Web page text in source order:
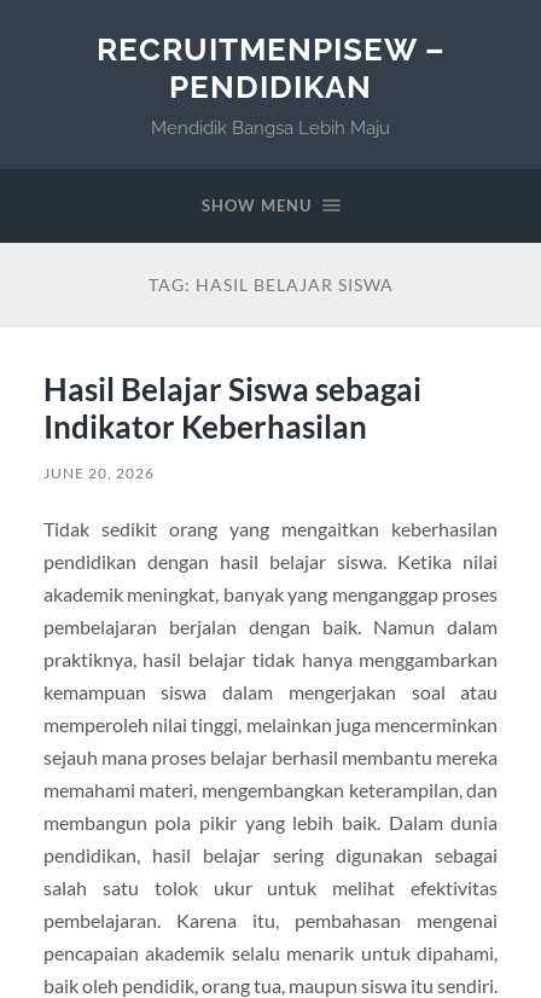
RECRUITMENPISEW –
PENDIDIKAN
Mendidik Bangsa Lebih Maju
SHOW MENU
TAG: HASIL BELAJAR SISWA
Hasil Belajar Siswa sebagai
Indikator Keberhasilan
JUNE 20, 2026
Tidak sedikit orang yang mengaitkan keberhasilan
pendidikan dengan hasil belajar siswa. Ketika nilai
akademik meningkat, banyak yang menganggap proses
pembelajaran berjalan dengan baik. Namun dalam
praktiknya, hasil belajar tidak hanya menggambarkan
kemampuan siswa dalam mengerjakan soal atau
memperoleh nilai tinggi, melainkan juga mencerminkan
sejauh mana proses belajar berhasil membantu mereka
memahami materi, mengembangkan keterampilan, dan
membangun pola pikir yang lebih baik. Dalam dunia
pendidikan, hasil belajar sering digunakan sebagai
salah satu tolok ukur untuk melihat efektivitas
pembelajaran. Karena itu, pembahasan mengenai
pencapaian akademik selalu menarik untuk dipahami,
baik oleh pendidik, orang tua, maupun siswa itu sendiri.